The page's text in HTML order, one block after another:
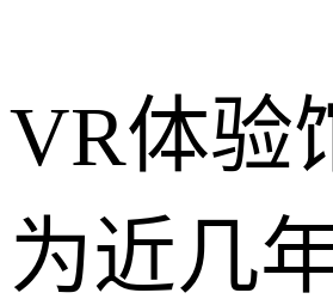
VR体验
为近几